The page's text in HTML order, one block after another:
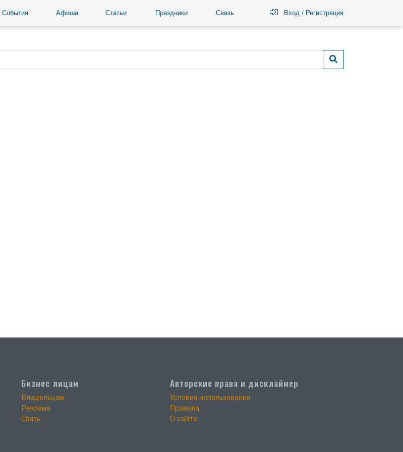
События Афиша Статьи Праздники Связь Вход / Регистрвция
Бизнес лицам
Владельцам
Реклама
Связь
Авторские права и дисклаймер
Условия использования
Правила
О сайте